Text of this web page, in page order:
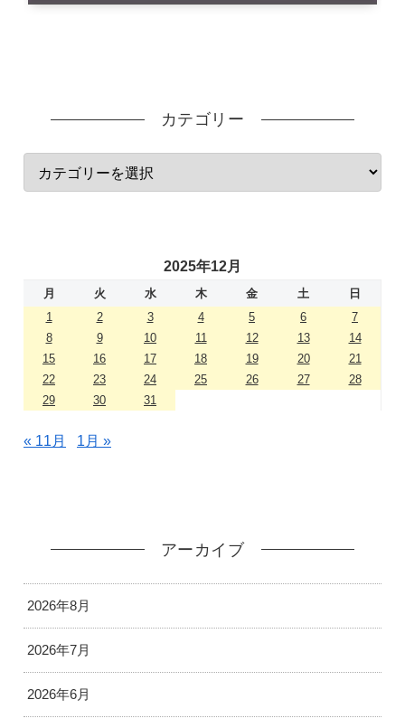
カテゴリー
2025年12月
月 火 水 木 金 土
日
1
2 3 4 5 6
7
8
9 10 11 12 13
14
15
16 17 18 19 20
21
22
23 24 25 26 27
28
29
30 31
« 11月 1月 »
アーカイブ
2026年8月
2026年7月
2026年6月